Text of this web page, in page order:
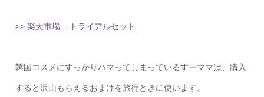
>> 楽天市場 – トライアルセット
韓国コスメにすっかりハマってしまっているすーママは、購入
すると沢山もらえるおまけを旅行ときに使います。